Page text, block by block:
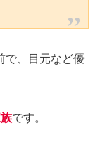
で、目元など優
です。